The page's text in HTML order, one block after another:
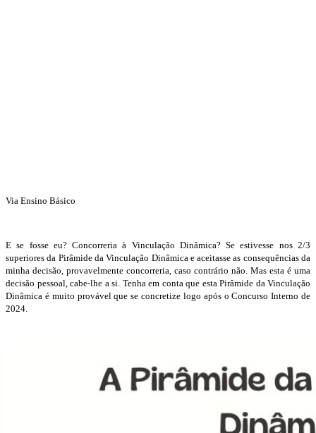
Via Ensino Básico
E se fosse eu? Concorreria à Vinculação Dinâmica? Se estivesse nos 2/3
superiores da Pirâmide da Vinculação Dinâmica e aceitasse as consequências da
minha decisão, provavelmente concorreria, caso contrário não. Mas esta é uma
decisão pessoal, cabe-lhe a si. Tenha em conta que esta Pirâmide da Vinculação
Dinâmica é muito provável que se concretize logo após o Concurso Interno de
2024.